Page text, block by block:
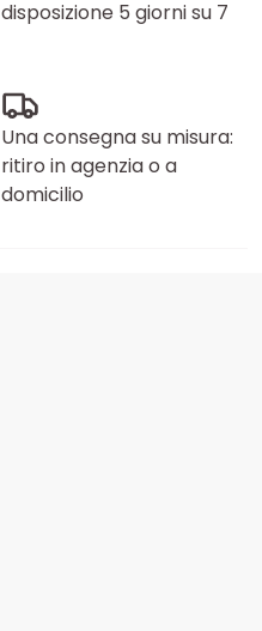
disposizione 5 giorni su 7
Una consegna su misura:
ritiro in agenzia o a
domicilio